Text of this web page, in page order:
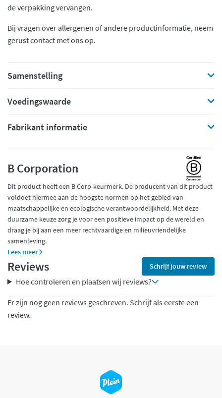
de verpakking vervangen.
Bij vragen over allergenen of andere productinformatie, neem
gerust contact met ons op.
Samenstelling
Voedingswaarde
Fabrikant informatie
B Corporation
Dit product heeft een B Corp-keurmerk. De producent van dit product
voldoet hiermee aan de hoogste normen op het gebied van
maatschappelijke en ecologische verantwoordelijkheid. Met deze
duurzame keuze zorg je voor een positieve impact op de wereld en
draag je bij aan een meer rechtvaardige en milieuvriendelijke
samenleving.
Lees meer
Reviews Schrijf jouw review
Hoe controleren en plaatsen wij reviews?
Er zijn nog geen reviews geschreven. Schrijf als eerste een
review.